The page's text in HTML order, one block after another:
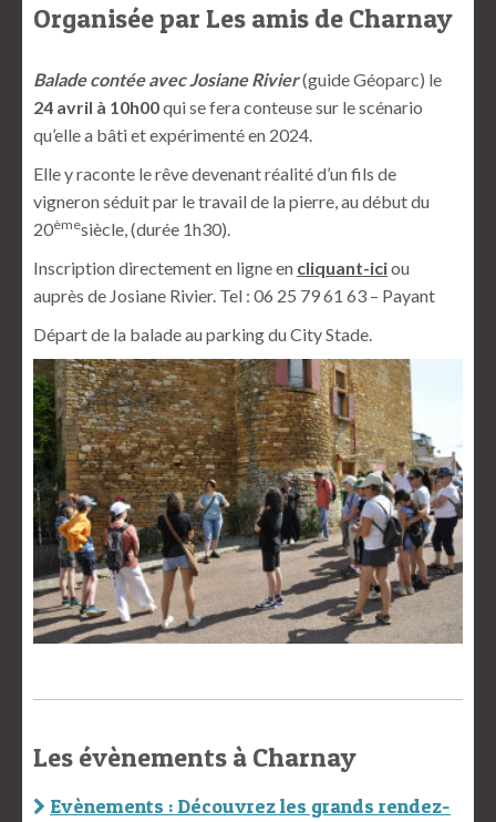
Organisée par Les amis de Charnay
Balade contée avec Josiane Rivier(guide Géoparc) le
24 avril à 10h00qui se fera conteuse sur le scénario
qu’elle a bâti et expérimenté en 2024.
Elle y raconte le rêve devenant réalité d’un fils de
vigneron séduit par le travail de la pierre, au début du
20èmesiècle, (durée 1h30).
Inscription directement en ligne en cliquant-iciou
auprès de Josiane Rivier. Tel : 06 25 79 61 63 – Payant
Départ de la balade au parking du City Stade.
Les évènements à Charnay
Evènements : Découvrez les grands rendez-